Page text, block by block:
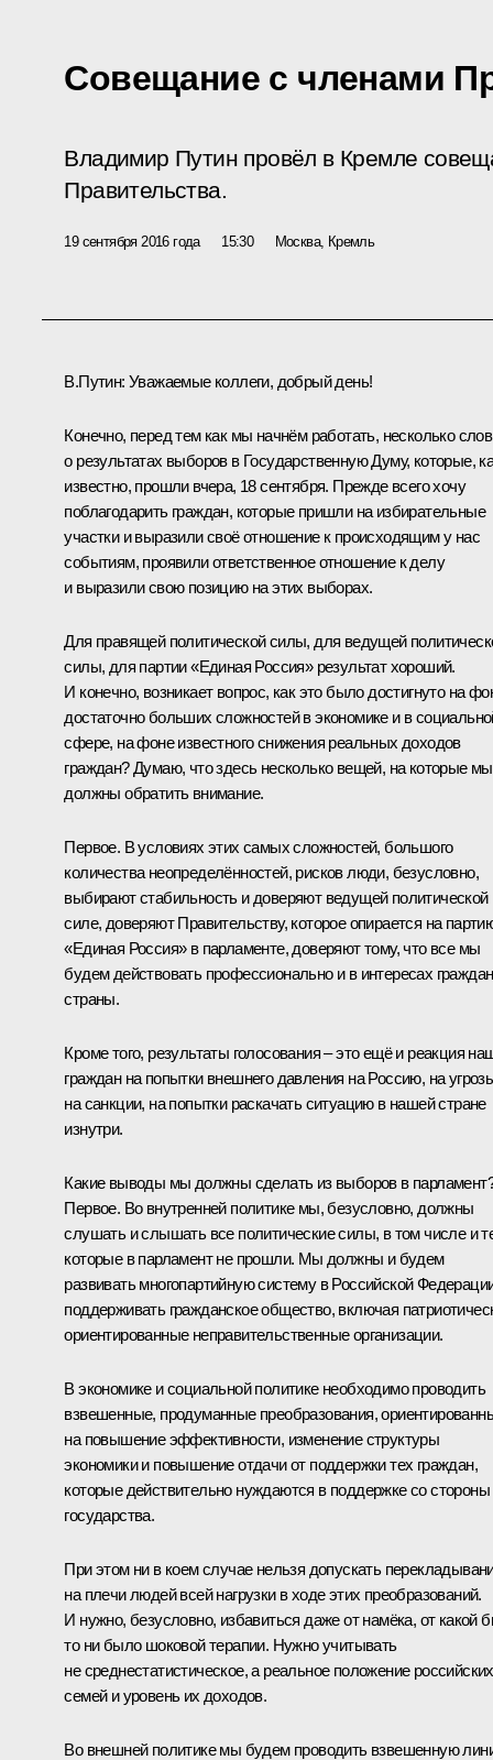
Совещание с членами
Владимир Путин провёл в Кремле
Правительства.
19 сентября 2016 года 15:30 Москва, Кремль
В.Путин: Уважаемые коллеги, добрый день!
Конечно, перед тем как мы начнём работать, несколько слов
о результатах выборов в Государственную Думу, которые,
известно, прошли вчера, 18 сентября. Прежде всего хочу
поблагодарить граждан, которые пришли на избирательные
участки и выразили своё отношение к происходящим у нас
событиям, проявили ответственное отношение к делу
и выразили свою позицию на этих выборах.
Для правящей политической силы, для ведущей
силы, для партии «Единая Россия» результат хороший.
И конечно, возникает вопрос, как это было достигнуто на
достаточно больших сложностей в экономике и в
сфере, на фоне известного снижения реальных доходов
граждан? Думаю, что здесь несколько вещей, на которые мы
должны обратить внимание.
Первое. В условиях этих самых сложностей, большого
количества неопределённостей, рисков люди, безусловно,
выбирают стабильность и доверяют ведущей политической
силе, доверяют Правительству, которое опирается на
«Единая Россия» в парламенте, доверяют тому, что все мы
будем действовать профессионально и в интересах граждан
страны.
Кроме того, результаты голосования – это ещё и реакция
граждан на попытки внешнего давления на Россию, на
на санкции, на попытки раскачать ситуацию в нашей стране
изнутри.
Какие выводы мы должны сделать из выборов в
Первое. Во внутренней политике мы, безусловно, должны
слушать и слышать все политические силы, в том числе и
которые в парламент не прошли. Мы должны и будем
развивать многопартийную систему в Российской
поддерживать гражданское общество, включая
ориентированные неправительственные организации.
В экономике и социальной политике необходимо проводить
взвешенные, продуманные преобразования,
на повышение эффективности, изменение структуры
экономики и повышение отдачи от поддержки тех граждан,
которые действительно нуждаются в поддержке со стороны
государства.
При этом ни в коем случае нельзя допускать
на плечи людей всей нагрузки в ходе этих преобразований.
И нужно, безусловно, избавиться даже от намёка, от какой
то ни было шоковой терапии. Нужно учитывать
не среднестатистическое, а реальное положение российских
семей и уровень их доходов.
Во внешней политике мы будем проводить взвешенную